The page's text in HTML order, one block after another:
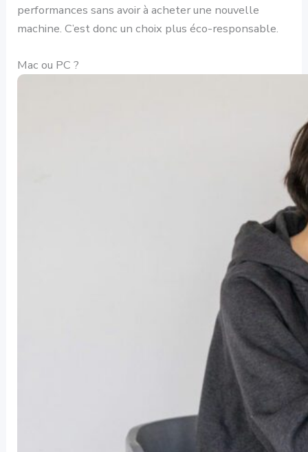
performances sans avoir à acheter une nouvelle
machine. C’est donc un choix plus éco-responsable.
Mac ou PC ?